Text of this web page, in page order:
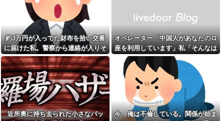
アラフィフ正社員の男性が若
い20代の可愛い女の子以外には
挨拶をしない
息子に『葵』と名付けたら、
初対面では必ず女の子だと思わ
れる。同じ名前でも避けられな
かった勘違いとは…
私が事故にあったとき、枕元
でトメと私の保険金の使い道に
ついて談笑してて愛情が冷め
た。トメと無職の僕ちゃんで生
きてけよ
親父「ストレス解消に踊る
ぞ！」通行人「変質者がい
る！」警察「署まで来てもらい
ます」→まさか川へ飛び込む騒
旦那の祖父が亡くなった。私
「エプロン持って行った方がい
いよね」旦那「余計な出費すん
な。そんなもん買うなら今後一
切金を出さねぇぞ」私「え
っ…」
イラスト・漫画関係の仕事し
てるんだけど、「拾い物です
が」とか言ってTwitterで勝手に
自分の画像を出されるのに違和
感を覚える。。
【速報】ユニクロの置くだけ
セルフレジ、スーパーにも導入
へ
約3万円が入ってた財布を拾い交番
に届けた私。警察から連絡が入りそ
の金が私のものになった結果...
オペレーター「中国人があなたのロ
座を利用しています」私「そんなは
ずない！」→Amazonで買い物をし
た後、とんでもない事態に…
近所奥に持ち去られた小さなバッ
今、俺は不倫している。関係が始ま